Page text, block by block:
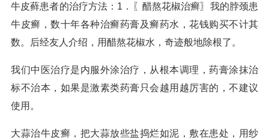
牛皮藓患者的治疗方法：1．〖醋熬花椒治癣〗我的脖颈患
牛皮癣，数十年各种治癣药膏及癣药水，花钱购买不计其
数。后经友人介绍，用醋熬花椒水，奇迹般地除根了。
我们中医治疗是内服外涂治疗，从根本调理，药膏涂抹治
标不治本，如果是激素类药膏只会越用越厉害的，不建议
使用。
大蒜治牛皮癣，把大蒜放些盐捣烂如泥，敷在患处，用纱